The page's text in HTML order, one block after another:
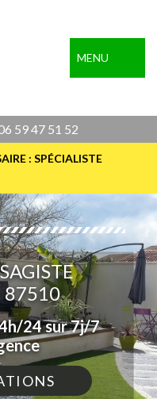
MENU
59 47 51 52
: SPÉCIALISTE
87510
24 sur 7j/7